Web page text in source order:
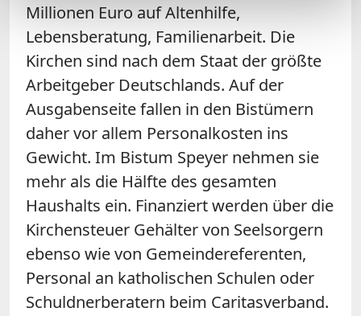
Millionen Euro auf Altenhilfe,
Lebensberatung, Familienarbeit. Die
Kirchen sind nach dem Staat der größte
Arbeitgeber Deutschlands. Auf der
Ausgabenseite fallen in den Bistümern
daher vor allem Personalkosten ins
Gewicht. Im Bistum Speyer nehmen sie
mehr als die Hälfte des gesamten
Haushalts ein. Finanziert werden über die
Kirchensteuer Gehälter von Seelsorgern
ebenso wie von Gemeindereferenten,
Personal an katholischen Schulen oder
Schuldnerberatern beim Caritasverband.